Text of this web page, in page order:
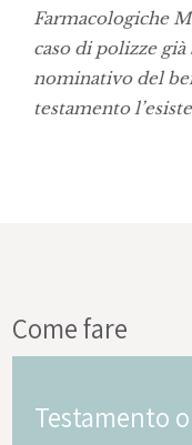
Farmacologiche
caso di polizze
nominativo del
testamento
Come fare
Testamento